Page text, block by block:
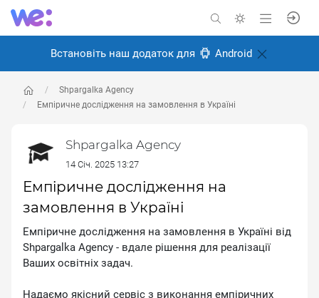
Встановіть наш додаток для Android
Shpargalka Agency
Емпіричне дослідження на замовлення в Україні
Shpargalka Agency
14 Січ. 2025 13:27
Емпіричне дослідження на
замовлення в Україні
Емпіричне дослідження на замовлення в Україні від
Shpargalka Agency - вдале рішення для реалізації
Ваших освітніх задач.
Надаємо якісний сервіс з виконання емпіричних